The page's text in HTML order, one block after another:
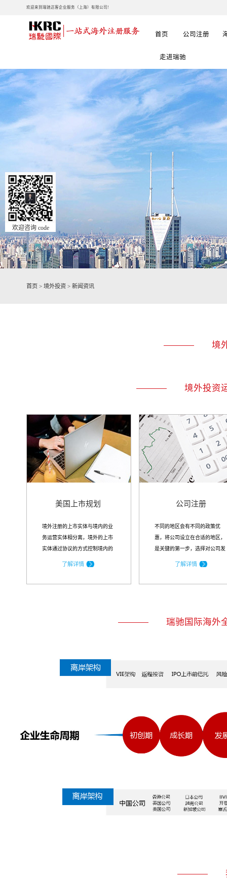
欢迎来到瑞驰达客企业服务（上海）有限公司!
首页 公司注册
走进瑞驰
首页 > 境外投资 > 新闻资讯
境
境外投资
美国上市规划
境外注册的上市实体与境内的业
务运营实体相分离，境外的上市
实体通过协议的方式控制境内的
了解详情
公司注册
不同的地区会有不同的政策优
惠，将公司设立在合适的地区，
是关键的第一步，选择对公司发
了解详情
瑞驰国际海外
欢迎咨询 code